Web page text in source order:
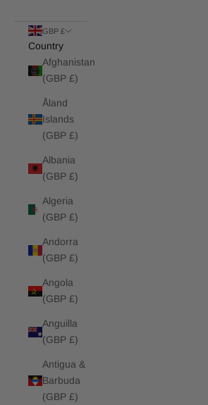
GBP £
Country
Afghanistan
(GBP £)
Åland
Islands
(GBP £)
Albania
(GBP £)
Algeria
(GBP £)
Andorra
(GBP £)
Angola
(GBP £)
Anguilla
(GBP £)
Antigua &
Barbuda
(GBP £)